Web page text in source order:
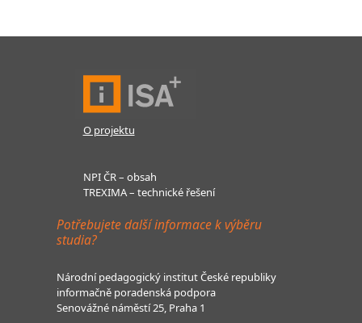
O projektu
NPI ČR – obsah
TREXIMA – technické řešení
Potřebujete další informace k výběru
studia?
Národní pedagogický institut České republiky
informačně poradenská podpora
Senovážné náměstí 25, Praha 1